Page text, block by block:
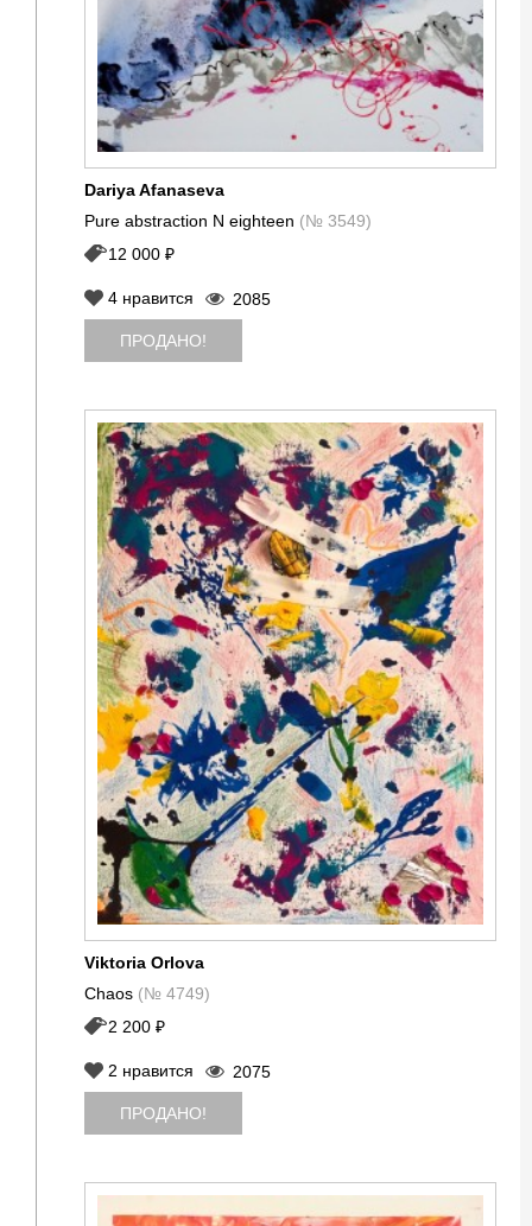
Dariya Afanaseva
Pure abstraction N eighteen (№ 3549)
12 000 ₽
4 нравится 2085
ПРОДАНО!
Viktoria Orlova
Chaos (№ 4749)
2 200 ₽
2 нравится 2075
ПРОДАНО!